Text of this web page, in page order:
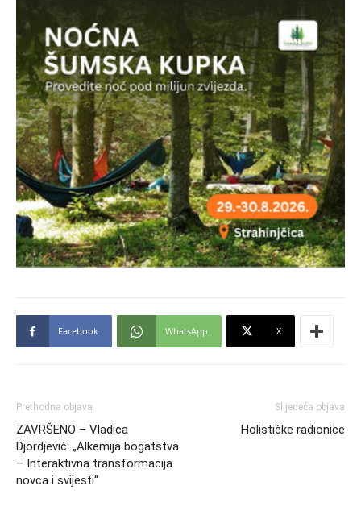
Facebook WhatsApp X
Prethodna objava
ZAVRŠENO – Vladica
Djordjević: „Alkemija bogatstva
– Interaktivna transformacija
novca i svijesti“
Slijedeća objava
Holističke radionice